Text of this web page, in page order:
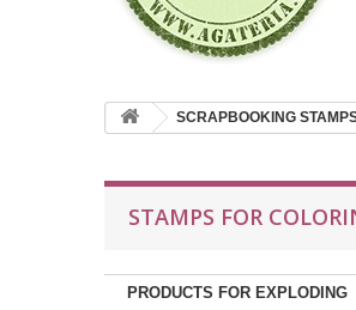
SCRAPBOOKING
STAMPS FOR
PRODUCTS FOR EXPLODING